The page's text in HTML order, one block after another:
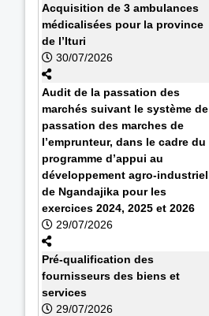
Acquisition de 3 ambulances
médicalisées pour la province
de l’Ituri
30/07/2026
Audit de la passation des
marchés suivant le système de
passation des marches de
l’emprunteur, dans le cadre du
programme d’appui au
développement agro-industriel
de Ngandajika pour les
exercices 2024, 2025 et 2026
29/07/2026
Pré-qualification des
fournisseurs des biens et
services
29/07/2026